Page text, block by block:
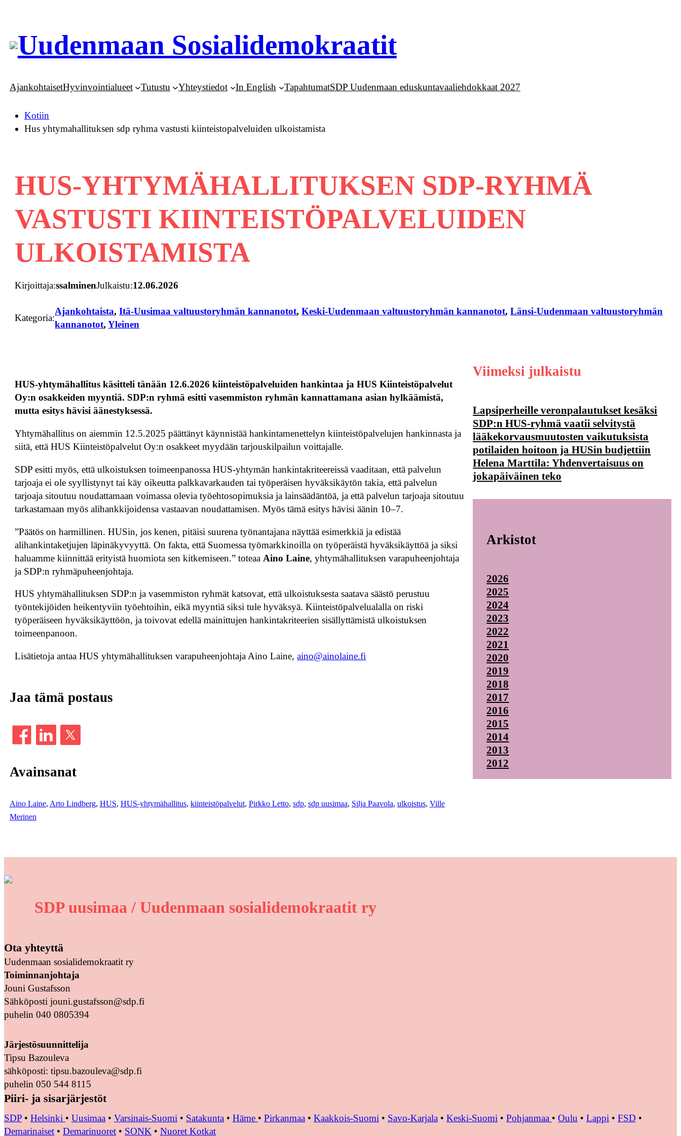
Uudenmaan Sosialidemokraatit
AjankohtaisetHyvinvointialueet Tutustu Yhteystiedot In English TapahtumatSDP Uudenmaan eduskuntavaaliehdokkaat 2027
Kotiin
Hus yhtymahallituksen sdp ryhma vastusti kiinteistopalveluiden ulkoistamista
HUS-YHTYMÄHALLITUKSEN SDP-RYHMÄ
VASTUSTI KIINTEISTÖPALVELUIDEN
ULKOISTAMISTA
Kirjoittaja:ssalminenJulkaistu:12.06.2026
Kategoria:
Ajankohtaista, Itä-Uusimaa valtuustoryhmän kannanotot, Keski-Uudenmaan valtuustoryhmän kannanotot, Länsi-Uudenmaan valtuustoryhmän
kannanotot, Yleinen
HUS-yhtymähallitus käsitteli tänään 12.6.2026 kiinteistöpalveluiden hankintaa ja HUS Kiinteistöpalvelut
Oy:n osakkeiden myyntiä. SDP:n ryhmä esitti vasemmiston ryhmän kannattamana asian hylkäämistä,
mutta esitys hävisi äänestyksessä.
Yhtymähallitus on aiemmin 12.5.2025 päättänyt käynnistää hankintamenettelyn kiinteistöpalvelujen hankinnasta ja
siitä, että HUS Kiinteistöpalvelut Oy:n osakkeet myydään tarjouskilpailun voittajalle.
SDP esitti myös, että ulkoistuksen toimeenpanossa HUS-yhtymän hankintakriteereissä vaaditaan, että palvelun
tarjoaja ei ole syyllistynyt tai käy oikeutta palkkavarkauden tai työperäisen hyväksikäytön takia, että palvelun
tarjoaja sitoutuu noudattamaan voimassa olevia työehtosopimuksia ja lainsäädäntöä, ja että palvelun tarjoaja sitoutuu
tarkastamaan myös alihankkijoidensa vastaavan noudattamisen. Myös tämä esitys hävisi äänin 10–7.
”Päätös on harmillinen. HUSin, jos kenen, pitäisi suurena työnantajana näyttää esimerkkiä ja edistää
alihankintaketjujen läpinäkyvyyttä. On fakta, että Suomessa työmarkkinoilla on työperäistä hyväksikäyttöä ja siksi
haluamme kiinnittää erityistä huomiota sen kitkemiseen.” toteaa Aino Laine, yhtymähallituksen varapuheenjohtaja
ja SDP:n ryhmäpuheenjohtaja.
HUS yhtymähallituksen SDP:n ja vasemmiston ryhmät katsovat, että ulkoistuksesta saatava säästö perustuu
työntekijöiden heikentyviin työehtoihin, eikä myyntiä siksi tule hyväksyä. Kiinteistöpalvelualalla on riski
työperäiseen hyväksikäyttöön, ja toivovat edellä mainittujen hankintakriteerien sisällyttämistä ulkoistuksen
toimeenpanoon.
Lisätietoja antaa HUS yhtymähallituksen varapuheenjohtaja Aino Laine,aino@ainolaine.fi
Jaa tämä postaus
Avainsanat
Aino Laine, Arto Lindberg, HUS, HUS-yhtymähallitus, kiinteistöpalvelut, Pirkko Letto, sdp, sdp uusimaa, Silja Paavola, ulkoistus, Ville
Merinen
Viimeksi julkaistu
Lapsiperheille veronpalautukset kesäksi
SDP:n HUS-ryhmä vaatii selvitystä
lääkekorvausmuutosten vaikutuksista
potilaiden hoitoon ja HUSin budjettiin
Helena Marttila: Yhdenvertaisuus on
jokapäiväinen teko
Arkistot
2026
2025
2024
2023
2022
2021
2020
2019
2018
2017
2016
2015
2014
2013
2012
SDP uusimaa / Uudenmaan sosialidemokraatit ry
Ota yhteyttä
Uudenmaan sosialidemokraatit ry
Toiminnanjohtaja
Jouni Gustafsson
Sähköposti jouni.gustafsson@sdp.fi
puhelin 040 0805394
Järjestösuunnittelija
Tipsu Bazouleva
sähköposti: tipsu.bazouleva@sdp.fi
puhelin 050 544 8115
Piiri- ja sisarjärjestöt
SDP • Helsinki • Uusimaa • Varsinais-Suomi • Satakunta • Häme • Pirkanmaa • Kaakkois-Suomi • Savo-Karjala • Keski-Suomi • Pohjanmaa • Oulu • Lappi • FSD •
Demarinaiset • Demarinuoret • SONK • Nuoret Kotkat